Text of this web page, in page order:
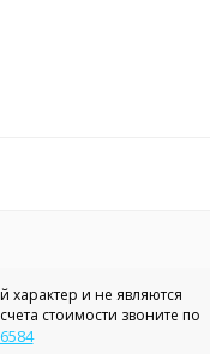
и не являются
стоимости звоните по